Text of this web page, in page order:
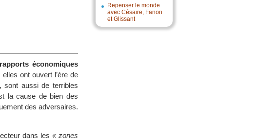
Repenser le monde
avec Césaire, Fanon
et Glissant
économiques
ont ouvert l’ère de
sont aussi de terribles
la cause de bien des
des adversaires.
dans les « zones